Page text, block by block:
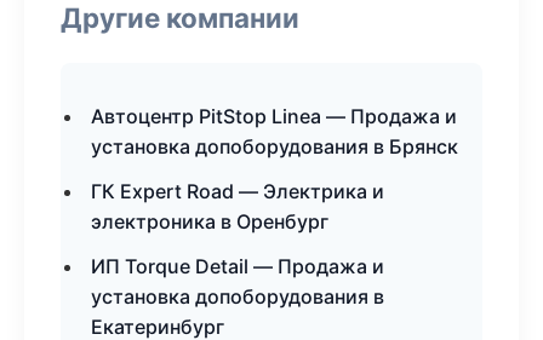
Другие компании
Автоцентр PitStop Linea — Продажа и
установка допоборудования в Брянск
ГК Expert Road — Электрика и
электроника в Оренбург
ИП Torque Detail — Продажа и
установка допоборудования в
Екатеринбург